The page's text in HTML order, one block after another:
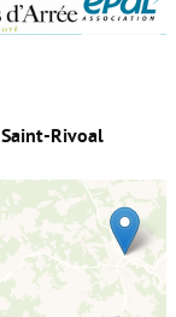
Rivoal